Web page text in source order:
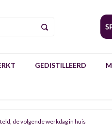
GEDISTILLEERD
de volgende werkdag in huis